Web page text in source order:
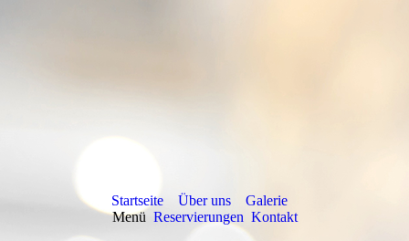
Startseite Über uns
Galerie
Menü Reservierungen Kontakt